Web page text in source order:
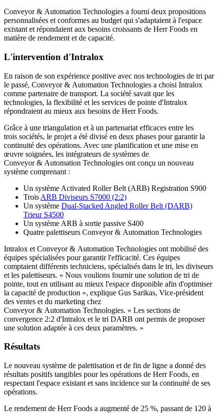
Conveyor & Automation Technologies a fourni deux propositions
personnalisées et conformes au budget qui s'adaptaient à l'espace
existant et répondaient aux besoins croissants de Herr Foods en
matière de rendement et de capacité.
L'intervention d'Intralox
En raison de son expérience positive avec nos technologies de tri par
le passé, Conveyor & Automation Technologies a choisi Intralox
comme partenaire de transport. La société savait que les
technologies, la flexibilité et les services de pointe d'Intralox
répondraient au mieux aux besoins de Herr Foods.
Grâce à une triangulation et à un partenariat efficaces entre les
trois sociétés, le projet a été divisé en deux phases pour garantir la
continuité des opérations. Avec une planification et une mise en
œuvre soignées, les intégrateurs de systèmes de
Conveyor & Automation Technologies ont conçu un nouveau
système comprenant :
Un système Activated Roller Belt (ARB) Registration S900
Trois ARB Diviseurs S7000 (2:2)
Un système Dual-Stacked Angled Roller Belt (DARB)
Trieur S4500
Un système ARB à sortie passive S400
Quatre palettiseurs Conveyor & Automation Technologies
Intralox et Conveyor & Automation Technologies ont mobilisé des
équipes spécialisées pour garantir l'efficacité. Ces équipes
comptaient différents techniciens, spécialisés dans le tri, les diviseurs
et les palettiseurs. « Nous voulions fournir une solution de tri de
pointe, tout en utilisant au mieux l'espace disponible afin d'optimiser
la capacité de production », explique Gus Sarikas, Vice-président
des ventes et du marketing chez
Conveyor & Automation Technologies. « Les sections de
convergence 2:2 d'Intralox et le tri DARB ont permis de proposer
une solution adaptée à ces deux paramètres. »
Résultats
Le nouveau système de palettisation et de fin de ligne a donné des
résultats positifs tangibles pour les opérations de Herr Foods, en
respectant l'espace existant et sans incidence sur la continuité de ses
opérations.
Le rendement de Herr Foods a augmenté de 25 %, passant de 120 à